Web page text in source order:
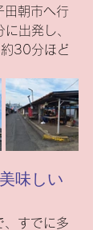
田朝市へ行
出発し、
30分ほど
味しい
、すでに多